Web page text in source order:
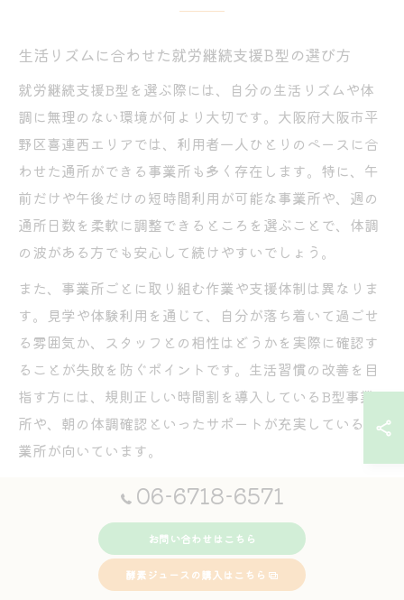
生活リズムに合わせた就労継続支援B型の選び方
就労継続支援B型を選ぶ際には、自分の生活リズムや体
調に無理のない環境が何より大切です。大阪府大阪市平
野区喜連西エリアでは、利用者一人ひとりのペースに合
わせた通所ができる事業所も多く存在します。特に、午
前だけや午後だけの短時間利用が可能な事業所や、週の
通所日数を柔軟に調整できるところを選ぶことで、体調
の波がある方でも安心して続けやすいでしょう。
また、事業所ごとに取り組む作業や支援体制は異なりま
す。見学や体験利用を通じて、自分が落ち着いて過ごせ
る雰囲気か、スタッフとの相性はどうかを実際に確認す
ることが失敗を防ぐポイントです。生活習慣の改善を目
指す方には、規則正しい時間割を導入しているB型事業
所や、朝の体調確認といったサポートが充実している事
業所が向いています。
パソコン作業や軽作業で見える自分らしい働き方
大阪市の就労継続支援B型事業所では、パソコン作業や
軽作業など多様な仕事が用意されています。例えば、デ
ータ入力やチラシの作成といったパソコン作業は、集中
06-6718-6571
お問い合わせはこちら
酵素ジュースの購入はこちら